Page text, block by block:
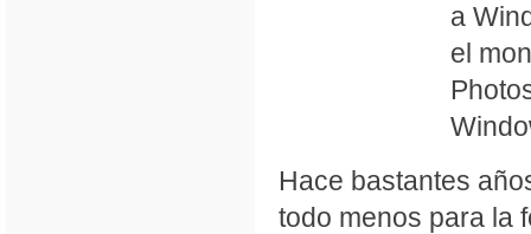
a
el
Hace bastantes
todo menos para la